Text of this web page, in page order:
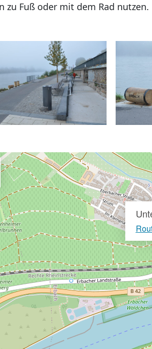
zu Fuß oder mit dem Rad nutzen.